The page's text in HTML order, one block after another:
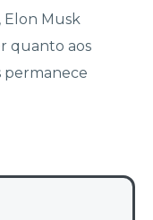
Elon Musk
quanto aos
permanece